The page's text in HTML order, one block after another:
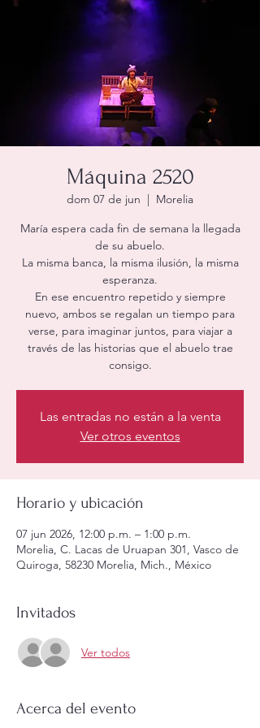
Máquina 2520
dom 07 de jun
  |
Morelia
María espera cada fin de semana la llegada
de su abuelo.
La misma banca, la misma ilusión, la misma
esperanza.
En ese encuentro repetido y siempre
nuevo, ambos se regalan un tiempo para
verse, para imaginar juntos, para viajar a
través de las historias que el abuelo trae
consigo.
Las entradas no están a la venta
Ver otros eventos
Horario y ubicación
07 jun 2026, 12:00 p.m. – 1:00 p.m.
Morelia, C. Lacas de Uruapan 301, Vasco de
Quiroga, 58230 Morelia, Mich., México
Invitados
Ver todos
Acerca del evento